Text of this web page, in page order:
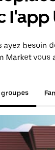
l'app
ayez besoin
Market vous
groupes